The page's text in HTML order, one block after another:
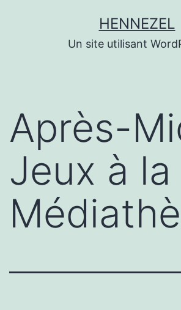
HENNEZEL
Un site utilisant
Après-
Jeux à la